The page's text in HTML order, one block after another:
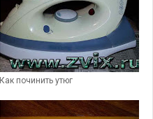
Как починить утюг